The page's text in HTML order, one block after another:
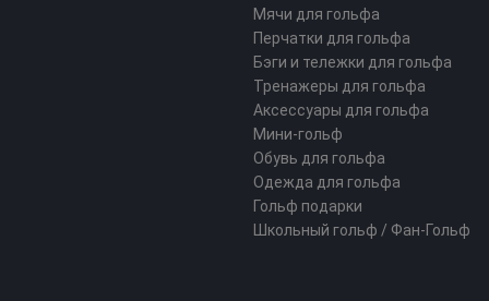
Мячи для гольфа
Перчатки для гольфа
Бэги и тележки для гольфа
Тренажеры для гольфа
Аксессуары для гольфа
Мини-гольф
Обувь для гольфа
Одежда для гольфа
Гольф подарки
Школьный гольф / Фан-Гольф